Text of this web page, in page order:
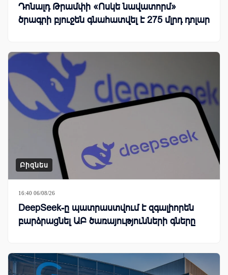
Դոնալդ Թրամփի «Ոսկե նավատորմ»
ծրագրի բյուջեն գնահատվել է 275 մլրդ դոլար
Բիզնես
16:40 06/08/26
DeepSeek-ը պատրաստվում է զգալիորեն
բարձրացնել ԱԲ ծառայությունների գները